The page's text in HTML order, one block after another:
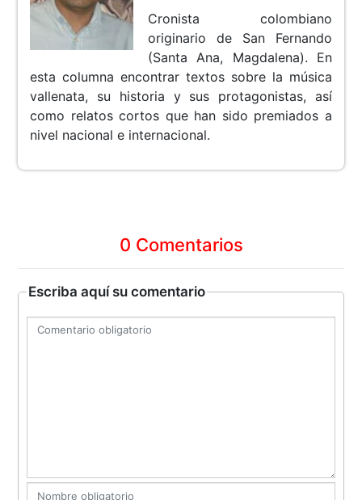
Cronista colombiano
originario de San Fernando
(Santa Ana, Magdalena). En
esta columna encontrar textos sobre la música
vallenata, su historia y sus protagonistas, así
como relatos cortos que han sido premiados a
nivel nacional e internacional.
0 Comentarios
Escriba aquí su comentario